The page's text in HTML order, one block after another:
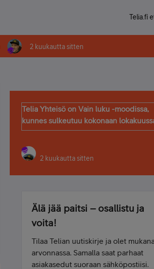
Telia.fi
2 kuukautta sitten
Telia Yhteisö on Vain luku -moodissa,
kunnes sulkeutuu kokonaan
2 kuukautta sitten
Älä jää paitsi – osallistu ja
voita!
Tilaa Telian uutiskirje ja olet
arvonnassa. Samalla saat parhaat
asiakasedut suoraan sähköpostiisi.